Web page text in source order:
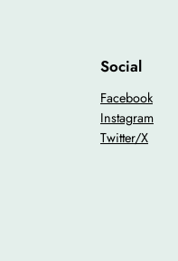
Social
Facebook
Instagram
Twitter/X